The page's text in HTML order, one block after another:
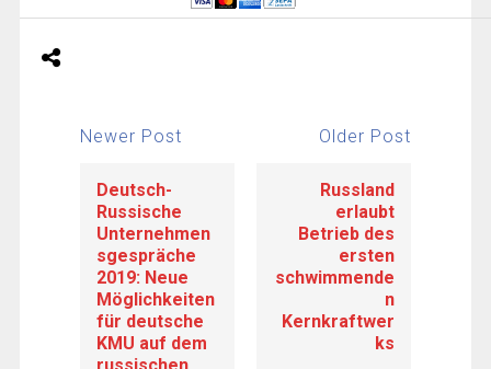
Newer Post
Deutsch-
Russische
Unternehmen
sgespräche
2019: Neue
Möglichkeiten
für deutsche
KMU auf dem
russischen
Older Post
Russland
erlaubt
Betrieb des
ersten
schwimmende
n
Kernkraftwer
ks